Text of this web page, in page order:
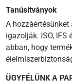
Tanúsítványok
A
igazolják. ISO, IFS
abban, hogy
ÜGYFÉLÜNK A